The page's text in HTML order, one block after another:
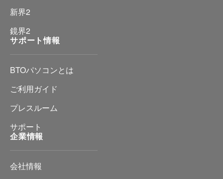
新界2
鏡界2
サポート情報
BTOパソコンとは
ご利用ガイド
プレスルーム
サポート
企業情報
会社情報